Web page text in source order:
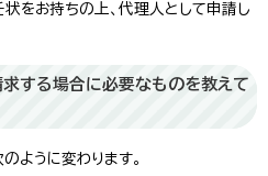
をお持ちの上、代理人として申請し
する場合に必要なものを教えて
ように変わります。